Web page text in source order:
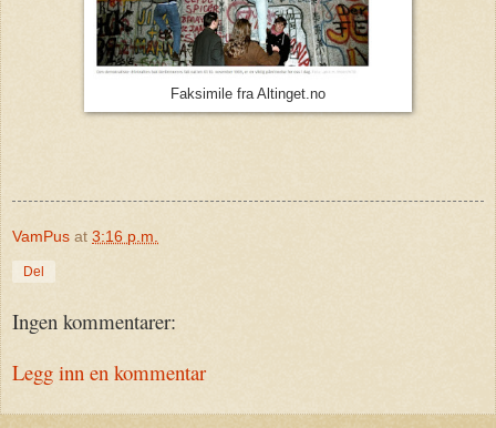
Faksimile fra Altinget.no
VamPus at 3:16 p.m.
Del
Ingen kommentarer:
Legg inn en kommentar